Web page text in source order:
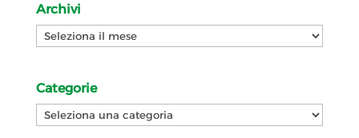
Archivi
Archivi
Categorie
Categorie